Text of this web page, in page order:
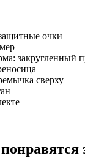
очки
закругленный
сверху